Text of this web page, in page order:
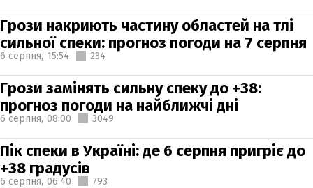
Грози накриють частину областей на тлі
сильної спеки: прогноз погоди на 7 серпня
6 серпня, 15:54 234
Грози замінять сильну спеку до +38:
прогноз погоди на найближчі дні
6 серпня, 08:00 3049
Пік спеки в Україні: де 6 серпня пригріє до
+38 градусів
6 серпня, 06:40 793